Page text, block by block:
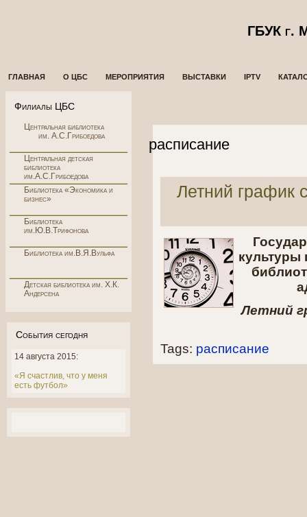
ГБУК г.
ГЛАВНАЯ О ЦБС МЕРОПРИЯТИЯ ВЫСТАВКИ IPTV
Филиалы ЦБС
Центральная библиотека
им. А.С.Грибоедова
Центральная детская
библиотека
им.А.С.Грибоедова
Библиотека «Экономика и
бизнес»
Библиотека
им.Ю.В.Трифонова
Библиотека им.В.Я.Вульфа
Детская библиотека им. Х.К.
Андерсена
События сегодня
14 августа 2015:
«Я счастлив, что у меня
есть футбол»
расписание
Летний график
культуры
Летний
Tags: расписание